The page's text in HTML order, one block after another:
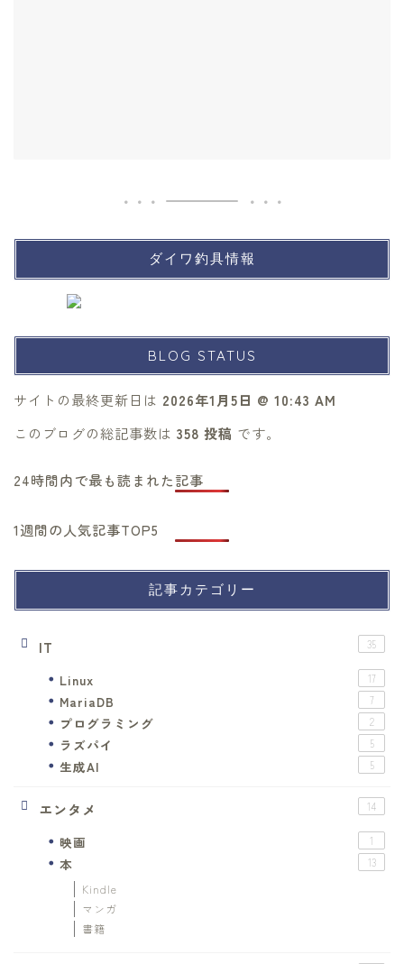
ダイワ釣具情報
BLOG STATUS
サイトの最終更新日は 2026年1月5日 @ 10:43 AM
このブログの総記事数は 358 投稿 です。
24時間内で最も読まれた記事
1週間の人気記事TOP5
記事カテゴリー
IT 35
Linux 17
MariaDB 7
プログラミング 2
ラズパイ 5
生成AI 5
エンタメ 14
映画 1
本 13
Kindle
マンガ
書籍